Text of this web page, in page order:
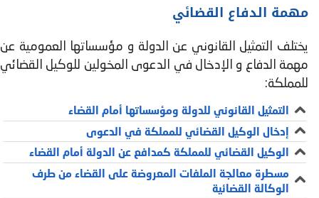
مهمة الدفاع القضائي
يختلف التمثيل القانوني عن الدولة و مؤسساتها العمومية عن
مهمة الدفاع و الإدخال في الدعوى المخولين للوكيل القضائي
للمملكة:
التمثيل القانوني للدولة ومؤسساتها أمام القضاء
إدخال الوكيل القضائي للمملكة في الدعوى
الوكيل القضائي للمملكة كمدافع عن الدولة أمام القضاء
مسطرة معالجة الملفات المعروضة على القضاء من طرف
الوكالة القضائية